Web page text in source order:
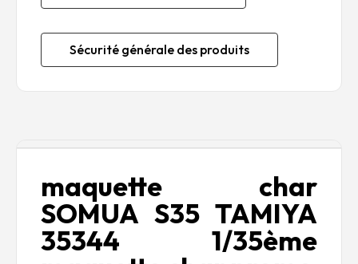
Sécurité générale des produits
maquette char
SOMUA S35 TAMIYA
35344 1/35ème